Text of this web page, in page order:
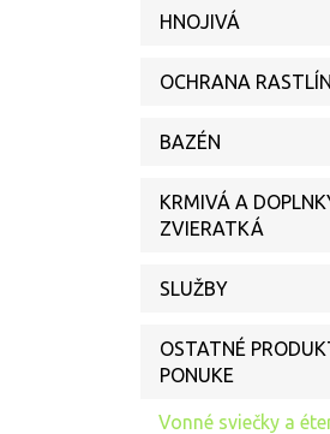
HNOJIVÁ
OCHRANA RASTLÍN
BAZÉN
KRMIVÁ A
ZVIERATKÁ
SLUŽBY
OSTATNÉ
PONUKE
Vonné sviečky a